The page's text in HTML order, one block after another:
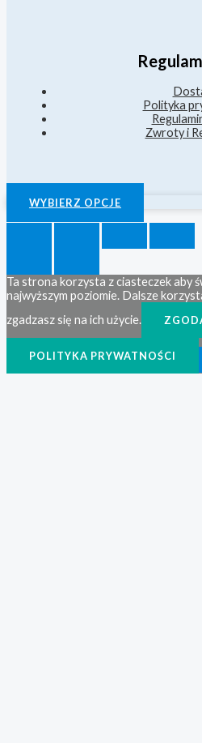
Polityka
Zwroty i
WYBIERZ OPCJE
Ta strona korzysta z ciasteczek aby
najwyższym poziomie. Dalsze
zgadzasz się na ich użycie.
POLITYKA PRYWATNOŚCI